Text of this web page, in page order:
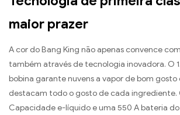
maior prazer
A cor do Bang King não apenas convence
também através de tecnologia inovadora. O
bobina garante nuvens a vapor de bom
destacam todo o gosto de cada ingrediente.
Capacidade e-líquido e uma 550 A bateria